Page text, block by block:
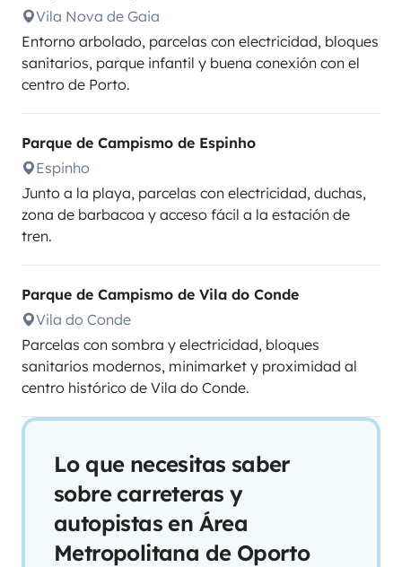
Vila Nova de Gaia
Entorno arbolado, parcelas con electricidad, bloques
sanitarios, parque infantil y buena conexión con el
centro de Porto.
Parque de Campismo de Espinho
Espinho
Junto a la playa, parcelas con electricidad, duchas,
zona de barbacoa y acceso fácil a la estación de
tren.
Parque de Campismo de Vila do Conde
Vila do Conde
Parcelas con sombra y electricidad, bloques
sanitarios modernos, minimarket y proximidad al
centro histórico de Vila do Conde.
Lo que necesitas saber
sobre carreteras y
autopistas en Área
Metropolitana de Oporto